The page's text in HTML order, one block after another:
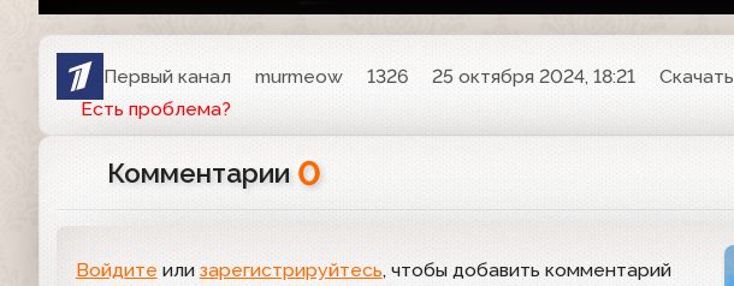
Первый канал murmeow 1326 25 октября 2024, 18:21
Скачать
Есть проблема?
Комментарии 0
Войдите или зарегистрируйтесь, чтобы добавить комментарий